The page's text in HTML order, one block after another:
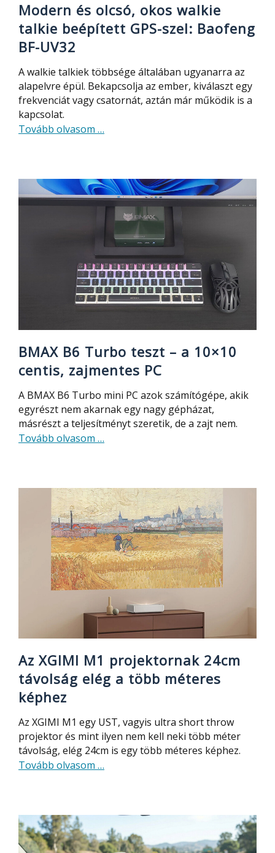
Modern és olcsó, okos walkie
talkie beépített GPS-szel: Baofeng
BF-UV32
A walkie talkiek többsége általában ugyanarra az
alapelvre épül. Bekapcsolja az ember, kiválaszt egy
frekvenciát vagy csatornát, aztán már működik is a
kapcsolat.
Tovább olvasom about
okos
walkie
talkie
beépített
GPS-
szel:
Baofeng
BF-
…
BMAX B6 Turbo teszt – a 10×10
centis, zajmentes PC
A BMAX B6 Turbo mini PC azok számítógépe, akik
egyrészt nem akarnak egy nagy gépházat,
másrészt a teljesítményt szeretik, de a zajt nem.
Tovább olvasom about
teszt
–
a
10×10
centis,
zajmentes
PC
…
Az XGIMI M1 projektornak 24cm
távolság elég a több méteres
képhez
Az XGIMI M1 egy UST, vagyis ultra short throw
projektor és mint ilyen nem kell neki több méter
távolság, elég 24cm is egy több méteres képhez.
Tovább olvasom about
projektornak
24cm
…